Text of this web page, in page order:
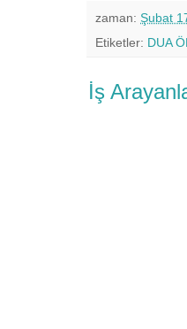
zaman: Şubat
Etiketler: DUA
İş